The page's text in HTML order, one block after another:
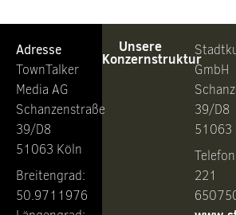
Adresse
TownTalker
Media AG
Schanzenstraße
39/D8
51063 Köln
Breitengrad:
50.9711976
Unsere
Konzernstruktur
GmbH
39/D8
51063
221